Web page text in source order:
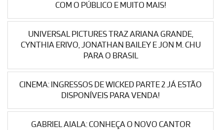
COM O PÚBLICO E MUITO MAIS!
UNIVERSAL PICTURES TRAZ ARIANA GRANDE,
CYNTHIA ERIVO, JONATHAN BAILEY E JON M. CHU
PARA O BRASIL
CINEMA: INGRESSOS DE WICKED PARTE 2 JÁ ESTÃO
DISPONÍVEIS PARA VENDA!
GABRIEL AIALA: CONHEÇA O NOVO CANTOR